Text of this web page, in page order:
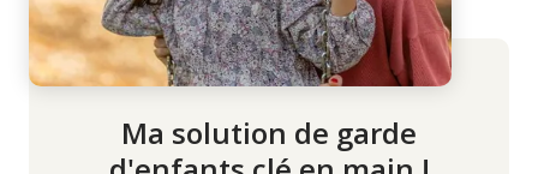
Ma solution de garde